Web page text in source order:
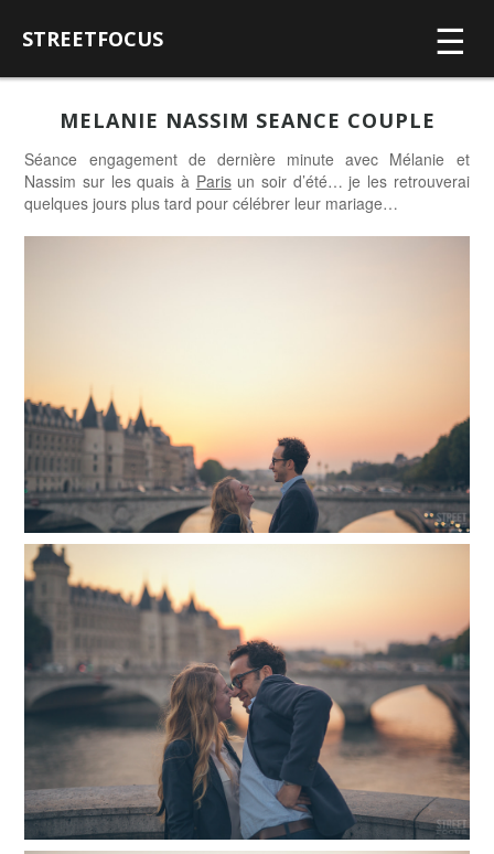
STREETFOCUS ☰
MELANIE NASSIM SEANCE COUPLE
Séance engagement de dernière minute avec Mélanie et
Nassim sur les quais à Parisun soir d’été… je les retrouverai
quelques jours plus tard pour célébrer leur mariage…